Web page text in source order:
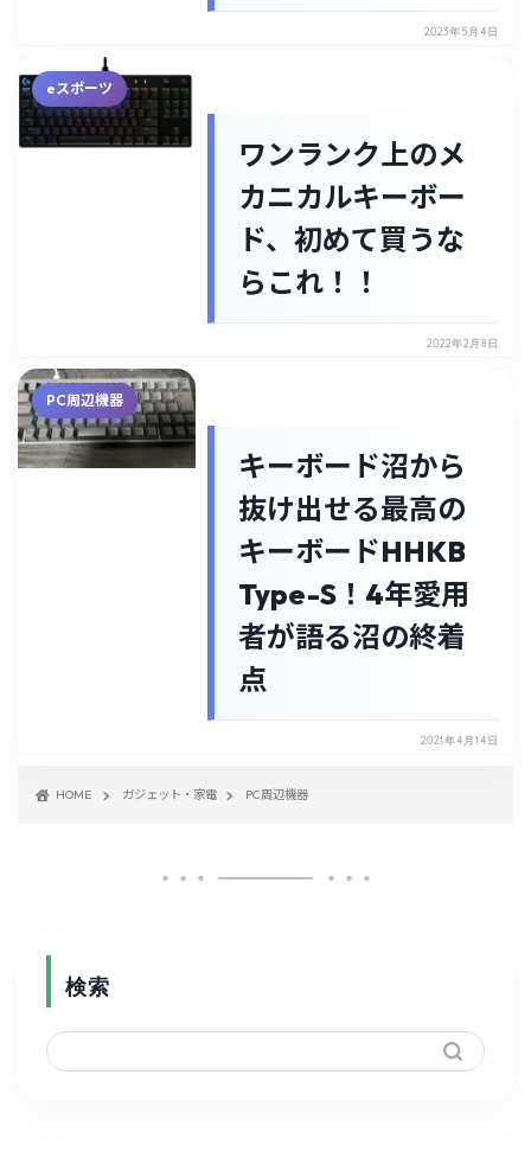
2023年5月4日
eスポーツ
ワンランク上のメ
カニカルキーボー
ド、初めて買うな
らこれ！！
2022年2月8日
PC周辺機器
キーボード沼から
抜け出せる最高の
キーボードHHKB
Type-S！4年愛用
者が語る沼の終着
点
2021年4月14日
HOME ガジェット・家電 PC周辺機器
検索